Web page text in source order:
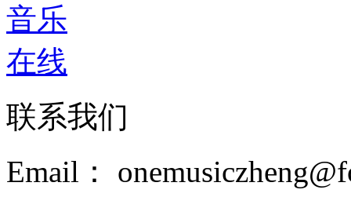
联系我们
Email：